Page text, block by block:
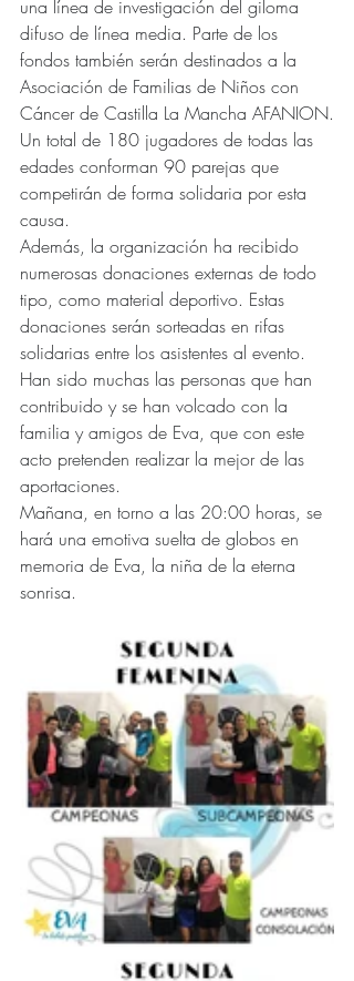
una línea de investigación del giloma
difuso de línea media. Parte de los
fondos también serán destinados a la
Asociación de Familias de Niños con
Cáncer de Castilla La Mancha AFANION.
Un total de 180 jugadores de todas las
edades conforman 90 parejas que
competirán de forma solidaria por esta
causa.
Además, la organización ha recibido
numerosas donaciones externas de todo
tipo, como material deportivo. Estas
donaciones serán sorteadas en rifas
solidarias entre los asistentes al evento.
Han sido muchas las personas que han
contribuido y se han volcado con la
familia y amigos de Eva, que con este
acto pretenden realizar la mejor de las
aportaciones.
Mañana, en torno a las 20:00 horas, se
hará una emotiva suelta de globos en
memoria de Eva, la niña de la eterna
sonrisa.